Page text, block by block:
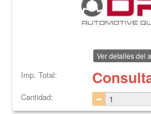
Ver detalles del
Imp. Total:
Cantidad: